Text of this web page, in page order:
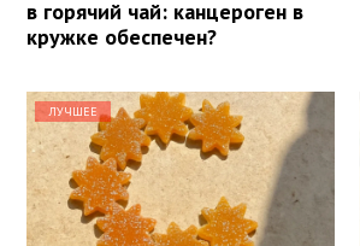
в горячий чай: канцероген в
кружке обеспечен?
ЛУЧШЕЕ